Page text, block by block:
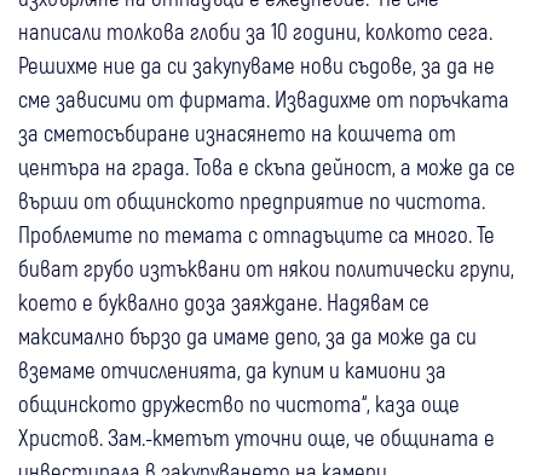
написали толкова глоби за 10 години, колкото сега.
Решихме ние да си закупуваме нови съдове, за да не
сме зависими от фирмата. Извадихме от поръчката
за сметосъбиране изнасянето на кошчета от
центъра на града. Това е скъпа дейност, а може да се
върши от общинското предприятие по чистота.
Проблемите по темата с отпадъците са много. Те
биват грубо изтъквани от някои политически групи,
което е буквално доза заяждане. Надявам се
максимално бързо да имаме депо, за да може да си
вземаме отчисленията, да купим и камиони за
общинското дружество по чистота“, каза още
Христов. Зам.-кметът уточни още, че общината е